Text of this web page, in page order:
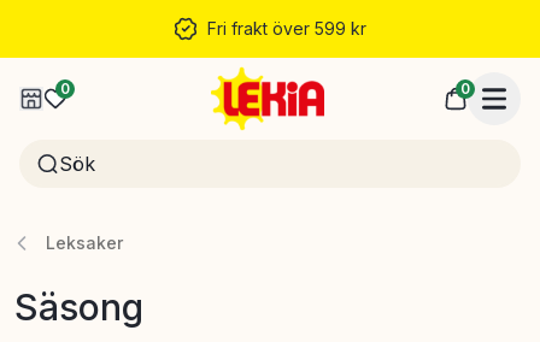
Fri frakt över 599 kr
0 0
Leksaker
Säsong